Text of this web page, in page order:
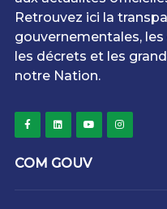
Retrouvez ici la
gouvernementales,
les décrets et les
notre Nation.
COM GOUV